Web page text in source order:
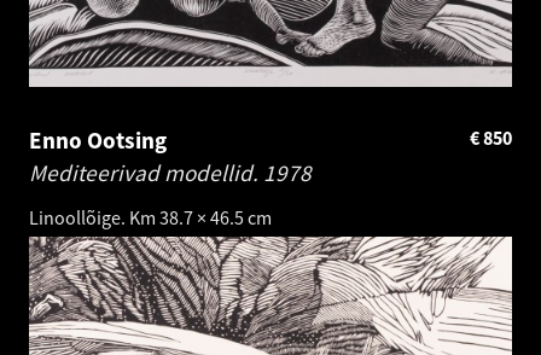
Enno Ootsing
Mediteerivad modellid. 1978
Linoollõige. Km 38.7 × 46.5 cm
850
€